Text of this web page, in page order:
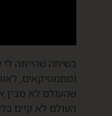
בשיחה שהייתה לי
ומתמטיקאים,
שהעולם לא מבין
העולם לא קיים